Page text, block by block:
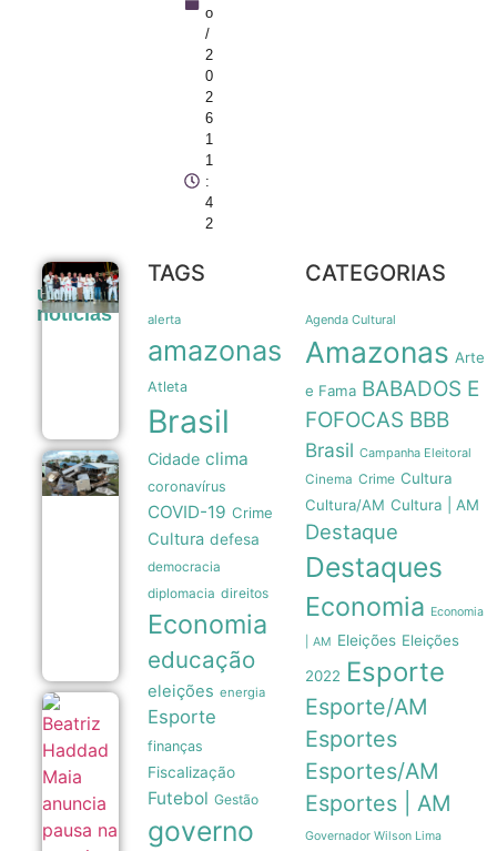
o
/
2
0
2
6
1
1
:
4
2
últimas
noticias
Prefeitura
amplia apoio
jiu-jítsu para
beneficiados
Tubarões
são usados
como
móveis
para prever
intensidade
furacões
Beatriz
Haddad
Maia
anuncia
TAGS
alerta
amazonas
Atleta
Brasil
Cidade clima
coronavírus
COVID-19 Crime
Cultura defesa
democracia
diplomacia direitos
Economia
educação
eleições energia
Esporte
finanças
Fiscalização
Futebol Gestão
governo
CATEGORIAS
Agenda Cultural
Amazonas Arte
e Fama BABADOS E
FOFOCAS BBB
Brasil Campanha Eleitoral
Cinema Crime Cultura
Cultura/AM Cultura | AM
Destaque
Destaques
Economia Economia
| AM Eleições Eleições
2022 Esporte
Esporte/AM
Esportes
Esportes/AM
Esportes | AM
Governador Wilson Lima